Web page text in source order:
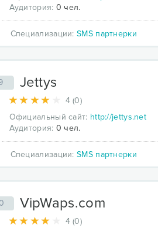
Аудитория: 0 чел.
Специализации:SMS партнерки
Jettys
4 (0)
Официальный сайт: http://jettys.net
Аудитория: 0 чел.
Специализации:SMS партнерки
VipWaps.com
4 (0)